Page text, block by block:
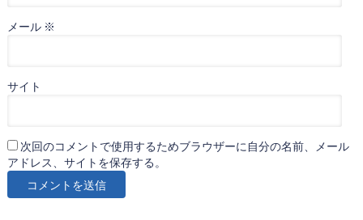
メール ※
サイト
次回のコメントで使用するためブラウザーに自分の名前、メール
アドレス、サイトを保存する。